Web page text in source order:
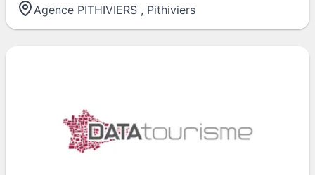
Agence PITHIVIERS , Pithiviers